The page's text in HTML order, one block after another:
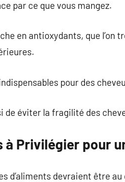
par ce que vous mangez.
en antioxydants, que l’on
pour des
de éviter la fragilité des
à Privilégier pour
d’aliments devraient être